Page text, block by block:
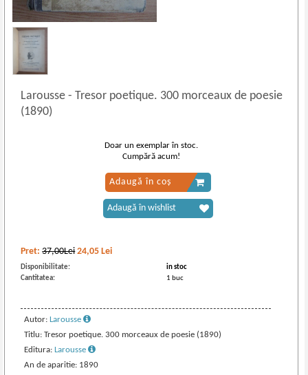
Larousse- Tresor poetique. 300 morceaux de poesie
(1890)
Pret:37,00Lei 24,05 Lei
Disponibilitate:
in stoc
Cantitatea:
1 buc
Autor:Larousse
Titlu: Tresor poetique. 300 morceaux de poesie (1890)
Editura:Larousse
An de aparitie: 1890
Doar un exemplar în stoc.
Cumpără acum!
Adaugă în coș
Adaugă în wishlist